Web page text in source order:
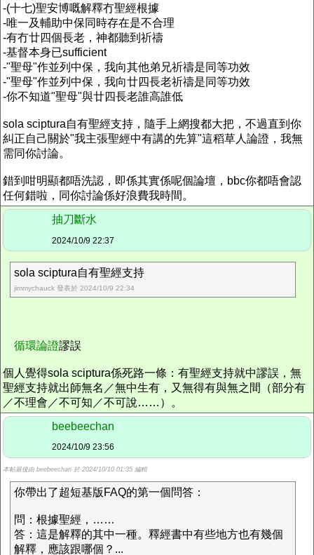
-(十七)聖安博嘅解釋冇聖經根據
-唯一及輔助中保同時存在是不合理
-有冇廿四個長老，神都聽到祈禱
-基督本身已sufficient
-"聖母"作並列中保，我向其他弟兄祈禱是同等功效
-"聖母"作並列中保，我向廿四長老祈禱是同等功效
-你不知道"聖母"與廿四長老誰高誰低
sola sciptura自有聖經支持，隨手上網搜都大把，不過直到你
糾正自己關於"我主張聖經中有講的先算"這稻草人論證，我無
需同你討論。
錯到咁明顯都唔洗認，即係其實係呢個論壇，bbc你都唔會認
任何錯啦，同你討論係好浪費我時間。
抽刀斷水
2024/10/9 22:37
sola sciptura自有聖經支持
jimmychauck 發表於 2024/10/9 22:34
循環論證謬誤
個人覺得sola sciptura係死路一條：有聖經支持就中謬誤，無
聖經支持就出師無名／無中生有，又無得有與無之間（部分有
／不理會／不可知／不可說……）。
beebeechan
2024/10/9 23:56
本帖最後由 beebeechan 於 2024/10/10 01:35 編輯
你帶出了超短基版FAQ的第一個問答：
問：根據聖經，……
答：這是解釋的其中一種。釋經書中有些地方也有幾個
解釋，應該跟哪個？...